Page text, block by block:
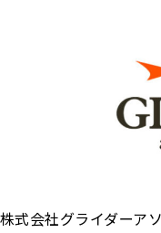
株式会社グライダーア